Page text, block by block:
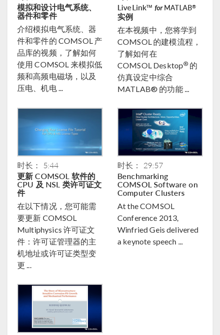
模拟和设计电气系统、
器件和零件
介绍模拟电气系统、器
件和零件的 COMSOL 产
品库的视频，了解如何
使用 COMSOL 来模拟低
频和高频电磁场，以及
压电、机电 ...
LiveLink™ forMATLAB®
实例
在本视频中，您将学到
COMSOL 的建模流程，
了解如何在
COMSOL Desktop® 的
仿真设定中综合
MATLAB® 的功能 ...
时长： 5:44
更新 COMSOL 软件的
CPU 及 NSL 类许可证文
件
在以下情况，您可能需
要更新 COMSOL
Multiphysics 许可证文
件：许可证管理器的主
机地址或许可证类型变
更 ...
时长： 29:57
Benchmarking
COMSOL Software on
Computer Clusters
At the COMSOL
Conference 2013,
Winfried Geis delivered
a keynote speech ...